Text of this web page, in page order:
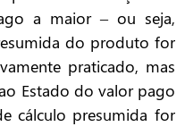
a maior – ou seja,
do produto for
praticado, mas
Estado do valor pago
cálculo presumida for